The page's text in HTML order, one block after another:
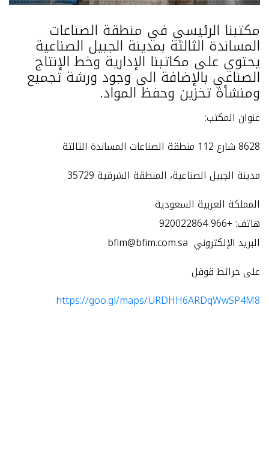
مكتبنا الرئيسي في منطقة الصناعات
المساندة الثالثة بمدينة الجبيل الصناعية
يحتوي على مكاتبنا الإدارية وخط الإنتاج
الصناعي بالإضافة الى وجود ورشة تجميع
ومنشأة تخزين وحفظ المواد.
عنوان المكتب:
8628 شارع 112 منطقة الصناعات المساندة الثالثة
مدينة الجبيل الصناعية، المنطقة الشرقية 35729
المملكة العربية السعودية
هاتف:
+966 920022864
البريد الإلكتروني bfim@bfim.com.sa
على خرائط قوقل
https://goo.gl/maps/URDHH6ARDqWwSP4M8